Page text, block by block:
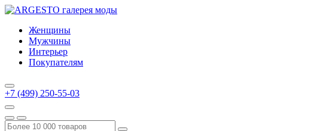
Женщины
Мужчины
Интерьер
Покупателям
+7 (499) 250-55-03